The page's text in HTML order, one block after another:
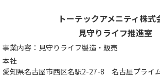
トーテックアメニティ株式
見守りライフ推進室
事業内容：見守りライフ製造・販売
本社
愛知県名古屋市西区名駅2-27-8 名古屋プライ